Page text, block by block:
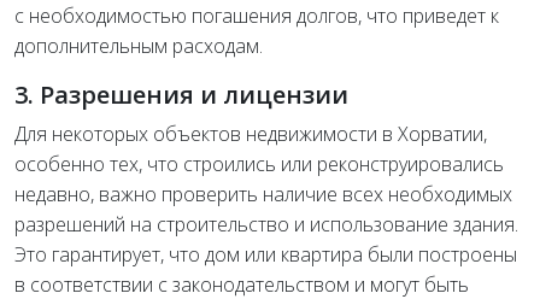
с необходимостью погашения долгов, что приведет к
дополнительным расходам.
3. Разрешения и лицензии
Для некоторых объектов недвижимости в Хорватии,
особенно тех, что строились или реконструировались
недавно, важно проверить наличие всех необходимых
разрешений на строительство и использование здания.
Это гарантирует, что дом или квартира были построены
в соответствии с законодательством и могут быть